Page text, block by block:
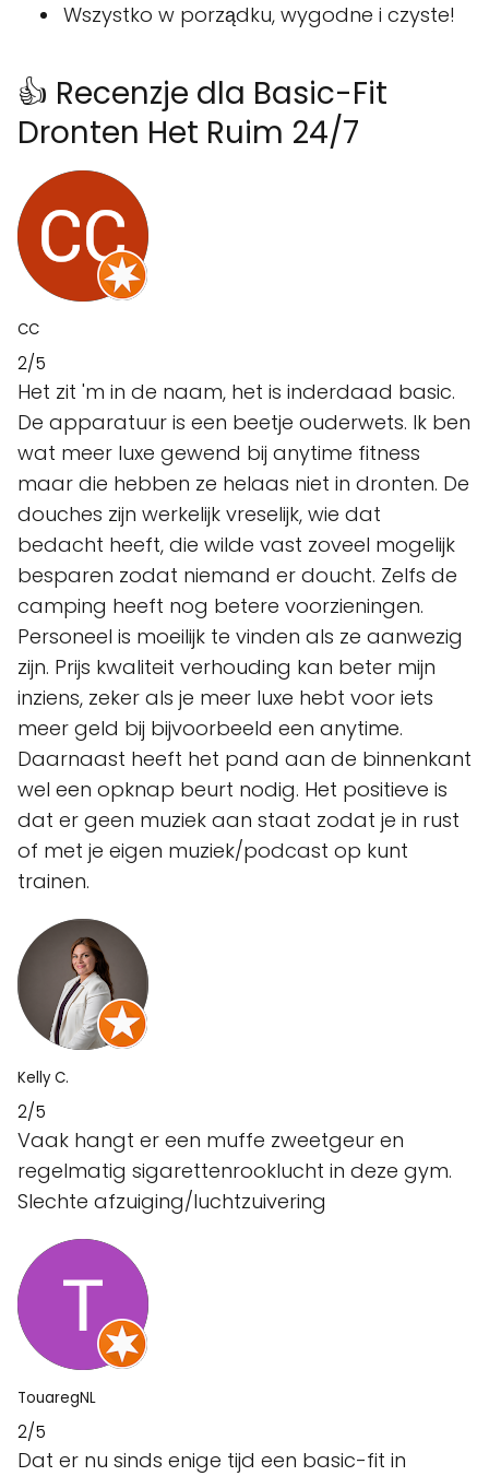
Wszystko w porządku, wygodne i czyste!
👍 Recenzje dla Basic-Fit
Dronten Het Ruim 24/7
CC
2/5
Het zit 'm in de naam, het is inderdaad basic.
De apparatuur is een beetje ouderwets. Ik ben
wat meer luxe gewend bij anytime fitness
maar die hebben ze helaas niet in dronten. De
douches zijn werkelijk vreselijk, wie dat
bedacht heeft, die wilde vast zoveel mogelijk
besparen zodat niemand er doucht. Zelfs de
camping heeft nog betere voorzieningen.
Personeel is moeilijk te vinden als ze aanwezig
zijn. Prijs kwaliteit verhouding kan beter mijn
inziens, zeker als je meer luxe hebt voor iets
meer geld bij bijvoorbeeld een anytime.
Daarnaast heeft het pand aan de binnenkant
wel een opknap beurt nodig. Het positieve is
dat er geen muziek aan staat zodat je in rust
of met je eigen muziek/podcast op kunt
trainen.
Kelly C.
2/5
Vaak hangt er een muffe zweetgeur en
regelmatig sigarettenrooklucht in deze gym.
Slechte afzuiging/luchtzuivering
TouaregNL
2/5
Dat er nu sinds enige tijd een basic-fit in